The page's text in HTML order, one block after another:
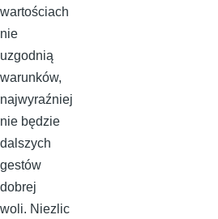
wartościach
nie
uzgodnią
warunków,
najwyraźniej
nie będzie
dalszych
gestów
dobrej
woli. Niezlic